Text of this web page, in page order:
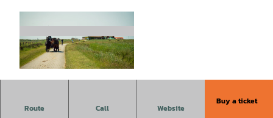
Route Call Website
Buy a ticket
Kutschfahrt auf Juist zur Domäne Bill